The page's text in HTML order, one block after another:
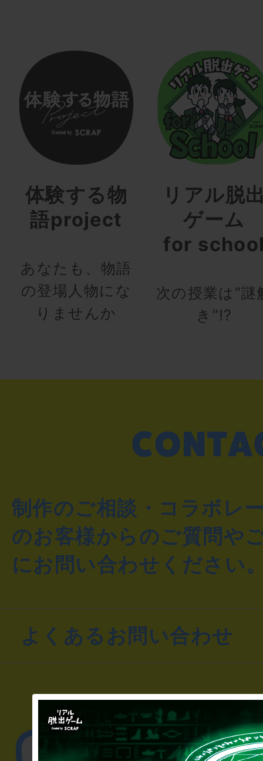
体験する物
語project
あなたも、物語
の登場人物にな
りませんか
リアル脱
ゲーム
for
次の授業は“謎
き”!?
制作のご相談・コラボレ
のお客様からのご質問や
にお問い合わせください
よくあるお問い合わせ
▼一般のお客様
公演内容、チケット